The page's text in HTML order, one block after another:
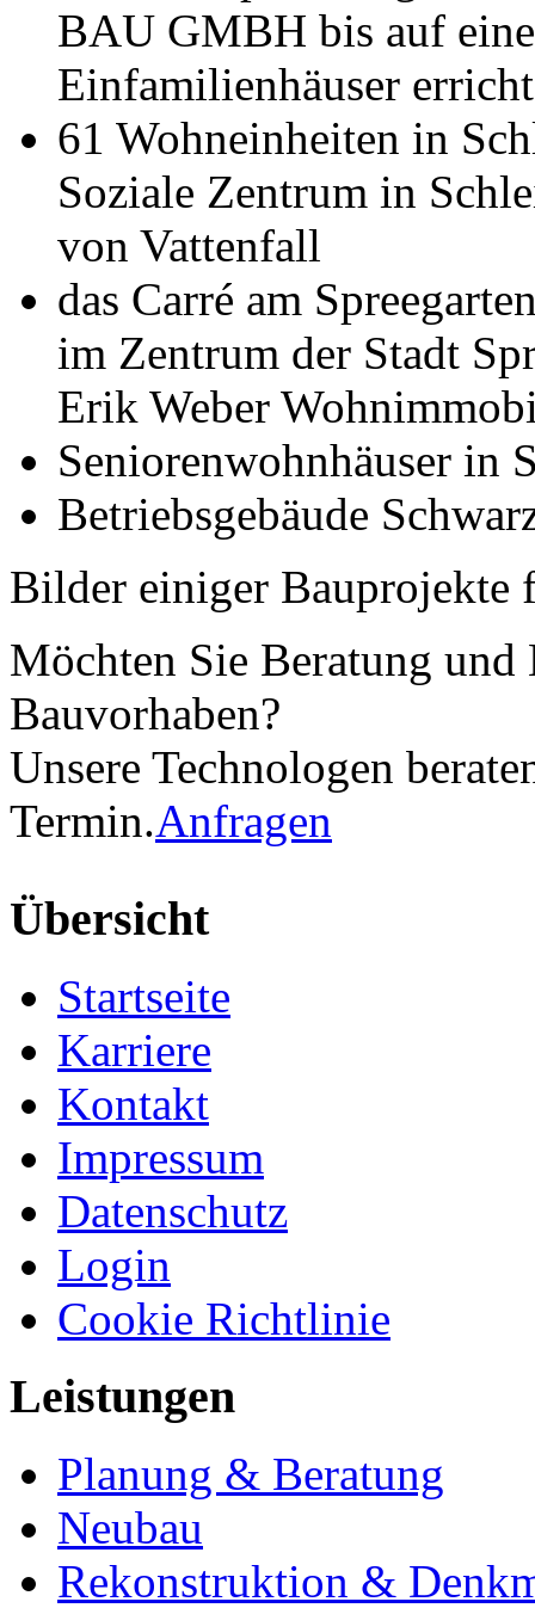
BAU GMBH bis auf
Einfamilienhäuser
61 Wohneinheiten in
Soziale Zentrum in
von Vattenfall
das Carré am
im Zentrum der Stadt
Erik Weber
Seniorenwohnhäuser in
Betriebsgebäude
Bilder einiger Bauprojekte
Möchten Sie Beratung
Bauvorhaben?
Unsere Technologen
Termin.Anfragen
Übersicht
Startseite
Karriere
Kontakt
Impressum
Datenschutz
Login
Cookie Richtlinie
Leistungen
Planung & Beratung
Neubau
Rekonstruktion &